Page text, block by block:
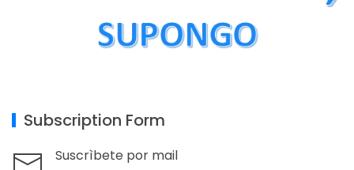
Subscription Form
Suscrìbete por mail